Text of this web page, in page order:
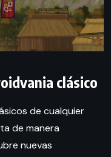
clásico
de cualquier
de manera
nuevas